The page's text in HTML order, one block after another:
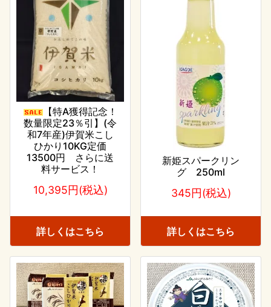
【特A獲得記念！
数量限定23％引】(令
和7年産)伊賀米こし
ひかり10KG定価
13500円 さらに送
料サービス！
10,395円(税込)
詳しくはこちら
新姫スパークリン
グ 250ml
345円(税込)
詳しくはこちら